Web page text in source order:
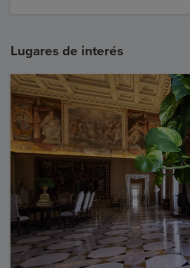
Lugares de interés